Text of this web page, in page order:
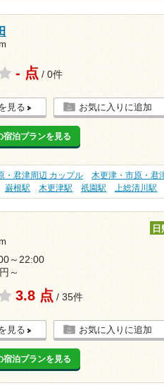
- 点 / 0件
見る お気に入りに追加
宿泊プランを見る
・君津周辺 カップル
木更津・市原・君
巌根駅 木更津駅 祇園駅 上総清川駅
日
～22:00
～
3.8 点 / 35件
見る お気に入りに追加
宿泊プランを見る